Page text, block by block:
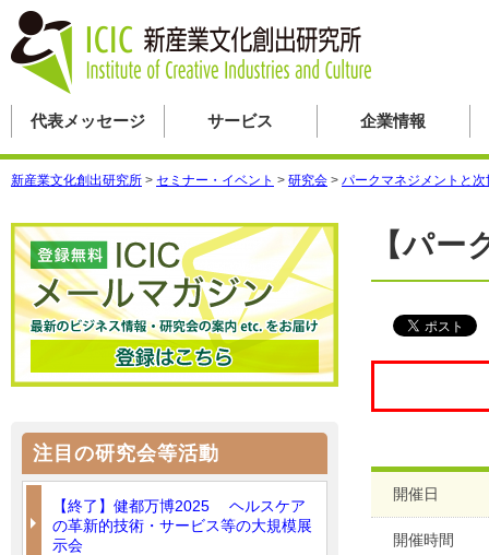
代表メッセージ サービス 企業情報
新産業文化創出研究所 > セミナー・イベント > 研究会 > パークマネジメントと
【パ
開催日
開催時間
注目の研究会等活動
【終了】健都万博2025 ヘルスケア
の革新的技術・サービス等の大規模展
示会